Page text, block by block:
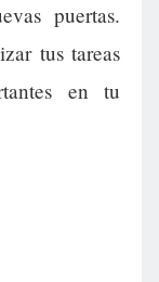
puertas.
tus tareas
en tu